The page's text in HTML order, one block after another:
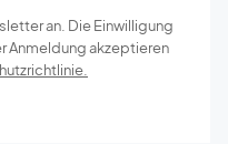
an. Die Einwilligung
Anmeldung akzeptieren